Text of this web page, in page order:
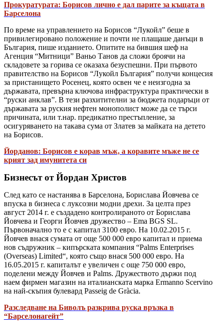
Прокуратурата: Борисов лично е дал парите за къщата в
Барселона
По време на управлението на Борисов “Лукойл” беше в
привилегировано положение и почти не плащаше данъци в
България, пише изданието. Опитите на бившия шеф на
Агенция “Митници” Ваньо Танов да сложи броячи на
складовете за горива се оказаха безуспешни. При първото
правителство на Борисов “Лукойл България” получи концесия
за пристанището Росенец, която освен че е неизгодна за
държавата, превърна ключова инфраструктура практически в
“руски анклав”. В тези разхитителни за бюджета подаръци от
държавата за руския нефтен монополист може да се търси
причината, или т.нар. предикатно престъпление, за
осигуряването на такава сума от Златев за майката на детето
на Борисов.
Йорданов: Борисов е корав мъж, а коравите мъже не се
крият зад имунитета си
Бизнесът от Йордан Христов
След като се настанява в Барселона, Борислава Йовчева се
впуска в бизнеса с луксозни модни дрехи. За целта през
август 2014 г. e създадено контролираното от Борислава
Йовчева и Георги Йовчев дружество – Ema BGS SL.
Първоначално то е с капитал 3100 евро. На 10.02.2015 г.
Йовчев внася сумата от още 500 000 евро капитал и приема
нов съдружник – кипърската компания “Palms Enterprises
(Overseas) Limited“, която също внася 500 000 евро. На
16.05.2015 г. капиталът е увеличен с още 750 000 евро,
поделени между Йовчев и Palms. Дружеството държи под
наем фирмен магазин на италианската марка Ermanno Scervino
на най-скъпия булевард Passeig de Gràcia.
Разследване на Биволъ разкрива руска връзка в
“Барселонагейт”